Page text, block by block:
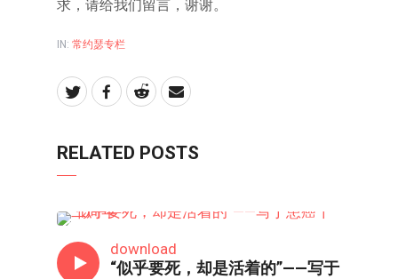
求，请给我们留言，谢谢。
IN: 常约瑟专栏
RELATED POSTS
download
“似乎要死，却是活着的”——写于